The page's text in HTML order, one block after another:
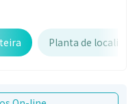
Planta de